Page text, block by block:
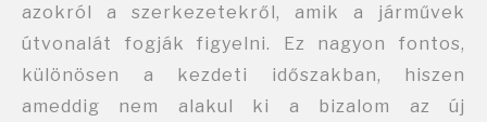
azokról a szerkezetekről, amik a járművek
útvonalát fogják figyelni. Ez nagyon fontos,
különösen a kezdeti időszakban, hiszen
ameddig nem alakul ki a bizalom az új